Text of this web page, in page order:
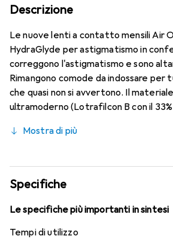
Descrizione
Le nuove lenti a contatto mensili Air
HydraGlyde per astigmatismo in
correggono l'astigmatismo e sono
Rimangono comode da indossare
che quasi non si avvertono. Il
ultramoderno (Lotrafilcon B con il
Moisture Matrix e la famosa
conosci. Comfort e assenza di
con le lenti mensili.
Mostra di più
Specifiche
Le specifiche più importanti in sintesi
Tempi di utilizzo